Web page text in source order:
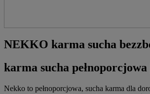
NEKKO karma sucha
karma sucha
Nekko to pełnoporcjowa, sucha karma dla